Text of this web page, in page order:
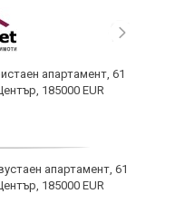
апартамент, 61
185000 EUR
апартамент, 61
185000 EUR